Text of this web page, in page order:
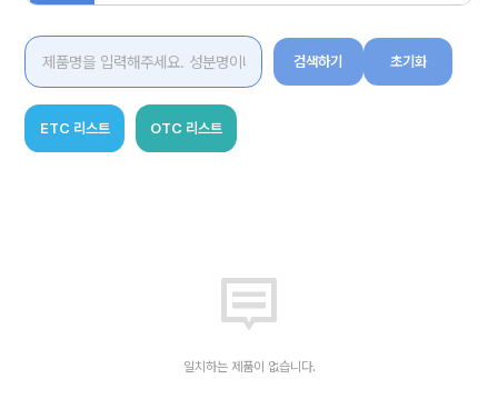
검색하기 초기화
ETC 리스트 OTC 리스트
일치하는 제품이 없습니다.